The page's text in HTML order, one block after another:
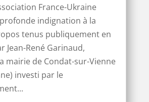
France-Ukraine
indignation à la
tenus publiquement en
Jean-René Garinaud,
mairie de Condat-sur-Vienne
investi par le